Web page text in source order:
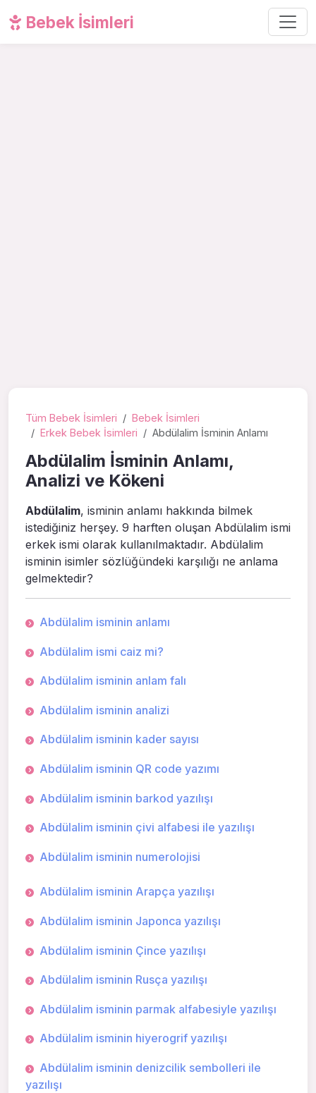
Bebek İsimleri
Tüm Bebek İsimleri
Bebek İsimleri
Erkek Bebek İsimleri
Abdülalim İsminin Anlamı
Abdülalim İsminin Anlamı,
Analizi ve Kökeni
Abdülalim, isminin anlamı hakkında bilmek
istediğiniz herşey. 9 harften oluşan Abdülalim ismi
erkek ismi olarak kullanılmaktadır. Abdülalim
isminin isimler sözlüğündeki karşılığı ne anlama
gelmektedir?
Abdülalim isminin anlamı
Abdülalim ismi caiz mi?
Abdülalim isminin anlam falı
Abdülalim isminin analizi
Abdülalim isminin kader sayısı
Abdülalim isminin QR code yazımı
Abdülalim isminin barkod yazılışı
Abdülalim isminin çivi alfabesi ile yazılışı
Abdülalim isminin numerolojisi
Abdülalim isminin Arapça yazılışı
Abdülalim isminin Japonca yazılışı
Abdülalim isminin Çince yazılışı
Abdülalim isminin Rusça yazılışı
Abdülalim isminin parmak alfabesiyle yazılışı
Abdülalim isminin hiyerogrif yazılışı
Abdülalim isminin denizcilik sembolleri ile
yazılışı